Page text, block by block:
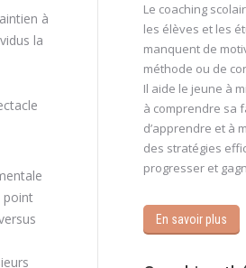
à
la
point
Le coaching
les élèves et les
manquent de
méthode ou de
Il aide le jeune à
à comprendre sa
d’apprendre et à
des stratégies
progresser et
En savoir plus